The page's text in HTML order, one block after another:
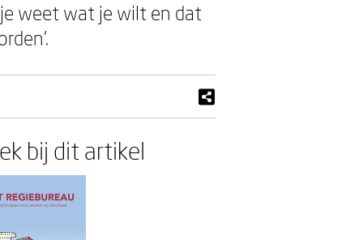
weet wat je wilt en dat
bij dit artikel